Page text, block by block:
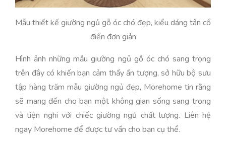
Mẫu thiết kế giường ngủ gỗ óc chó đẹp, kiểu dáng tân cổ
điển đơn giản
Hình ảnh những mẫu giường ngủ gỗ óc chó sang trọng
trên đây có khiến bạn cảm thấy ấn tượng, sở hữu bộ sưu
tập hàng trăm mẫu giường ngủ đẹp, Morehome tin rằng
sẽ mang đến cho bạn một không gian sống sang trọng
và tiện nghi với chiếc giường ngủ chất lượng. Liên hệ
ngay Morehome để được tư vấn cho bạn cụ thể.